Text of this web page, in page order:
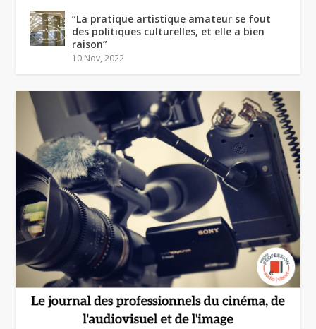
“La pratique artistique amateur se fout
des politiques culturelles, et elle a bien
raison”
10 Nov, 2022